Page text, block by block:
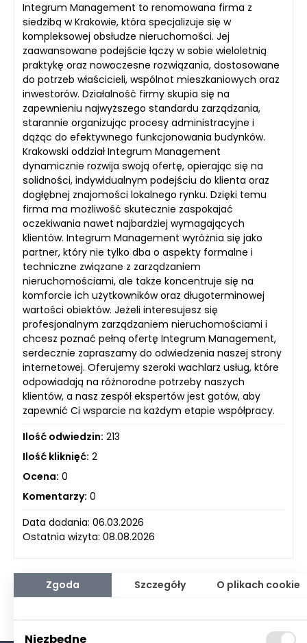
Integrum Management to renomowana firma z
siedzibą w Krakowie, która specjalizuje się w
kompleksowej obsłudze nieruchomości. Jej
zaawansowane podejście łączy w sobie wieloletnią
praktykę oraz nowoczesne rozwiązania, dostosowane
do potrzeb właścicieli, wspólnot mieszkaniowych oraz
inwestorów. Działalność firmy skupia się na
zapewnieniu najwyższego standardu zarządzania,
starannie organizując procesy administracyjne i
dążąc do efektywnego funkcjonowania budynków.
Krakowski oddział Integrum Management
dynamicznie rozwija swoją ofertę, opierając się na
solidności, indywidualnym podejściu do klienta oraz
dogłębnej znajomości lokalnego rynku. Dzięki temu
firma ma możliwość skutecznie zaspokajać
oczekiwania nawet najbardziej wymagających
klientów. Integrum Management wyróżnia się jako
partner, który nie tylko dba o aspekty formalne i
techniczne związane z zarządzaniem
nieruchomościami, ale także koncentruje się na
komforcie ich użytkowników oraz długoterminowej
wartości obiektów. Jeżeli interesujesz się
profesjonalnym zarządzaniem nieruchomościami i
chcesz poznać pełną ofertę Integrum Management,
serdecznie zapraszamy do odwiedzenia naszej strony
internetowej. Oferujemy szeroki wachlarz usług, które
odpowiadają na różnorodne potrzeby naszych
klientów, a nasz zespół ekspertów jest gotów, aby
zapewnić Ci wsparcie na każdym etapie współpracy.
Ilość odwiedzin: 213
Ilość kliknięć: 2
Ocena: 0
Komentarzy: 0
Data dodania: 06.03.2026
Ostatnia wizyta: 08.08.2026
Zgoda Szczegóły O plikach cookie
Niezbędne